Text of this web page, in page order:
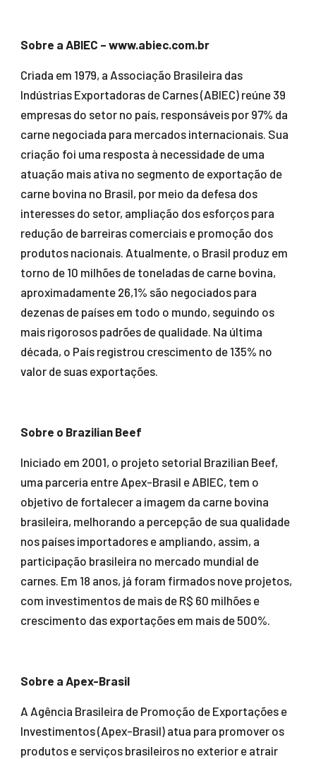
Sobre a ABIEC – www.abiec.com.br
Criada em 1979, a Associação Brasileira das
Indústrias Exportadoras de Carnes (ABIEC) reúne 39
empresas do setor no país, responsáveis por 97% da
carne negociada para mercados internacionais. Sua
criação foi uma resposta à necessidade de uma
atuação mais ativa no segmento de exportação de
carne bovina no Brasil, por meio da defesa dos
interesses do setor, ampliação dos esforços para
redução de barreiras comerciais e promoção dos
produtos nacionais. Atualmente, o Brasil produz em
torno de 10 milhões de toneladas de carne bovina,
aproximadamente 26,1% são negociados para
dezenas de países em todo o mundo, seguindo os
mais rigorosos padrões de qualidade. Na última
década, o País registrou crescimento de 135% no
valor de suas exportações.
Sobre o Brazilian Beef
Iniciado em 2001, o projeto setorial Brazilian Beef,
uma parceria entre Apex-Brasil e ABIEC, tem o
objetivo de fortalecer a imagem da carne bovina
brasileira, melhorando a percepção de sua qualidade
nos países importadores e ampliando, assim, a
participação brasileira no mercado mundial de
carnes. Em 18 anos, já foram firmados nove projetos,
com investimentos de mais de R$ 60 milhões e
crescimento das exportações em mais de 500%.
Sobre a Apex-Brasil
A Agência Brasileira de Promoção de Exportações e
Investimentos (Apex-Brasil) atua para promover os
produtos e serviços brasileiros no exterior e atrair